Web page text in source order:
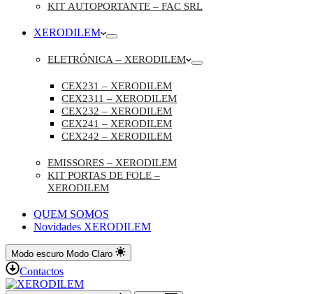
KIT AUTOPORTANTE – FAC SRL
XERODILEM
ELETRÓNICA – XERODILEM
CEX231 – XERODILEM
CEX2311 – XERODILEM
CEX232 – XERODILEM
CEX241 – XERODILEM
CEX242 – XERODILEM
EMISSORES – XERODILEM
KIT PORTAS DE FOLE –
XERODILEM
QUEM SOMOS
Novidades XERODILEM
Modo escuro Modo Claro
Contactos